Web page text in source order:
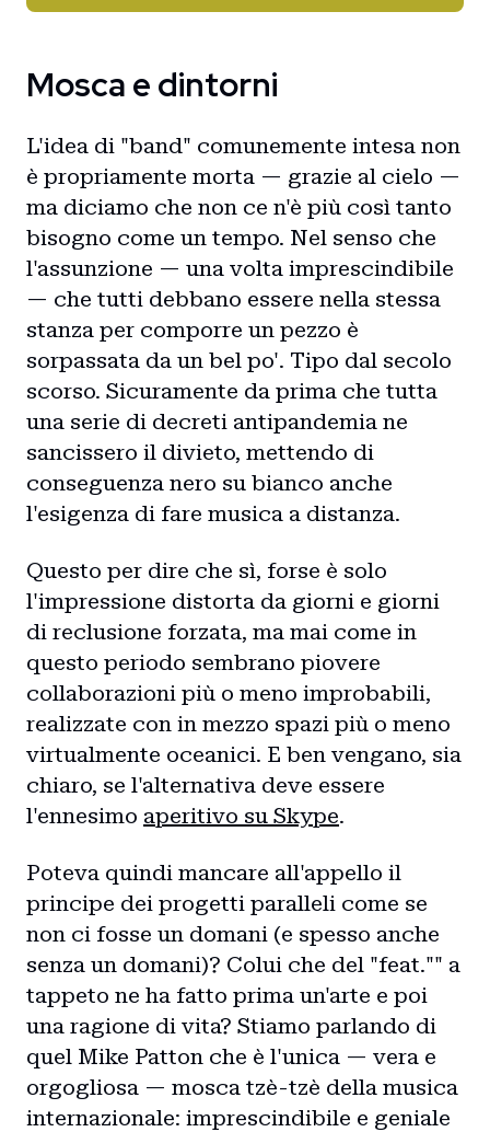
Mosca e dintorni
L'idea di "band" comunemente intesa non
è propriamente morta — grazie al cielo —
ma diciamo che non ce n'è più così tanto
bisogno come un tempo. Nel senso che
l'assunzione — una volta imprescindibile
— che tutti debbano essere nella stessa
stanza per comporre un pezzo è
sorpassata da un bel po'. Tipo dal secolo
scorso. Sicuramente da prima che tutta
una serie di decreti antipandemia ne
sancissero il divieto, mettendo di
conseguenza nero su bianco anche
l'esigenza di fare musica a distanza.
Questo per dire che sì, forse è solo
l'impressione distorta da giorni e giorni
di reclusione forzata, ma mai come in
questo periodo sembrano piovere
collaborazioni più o meno improbabili,
realizzate con in mezzo spazi più o meno
virtualmente oceanici. E ben vengano, sia
chiaro, se l'alternativa deve essere
l'ennesimo aperitivo su Skype.
Poteva quindi mancare all'appello il
principe dei progetti paralleli come se
non ci fosse un domani (e spesso anche
senza un domani)? Colui che del "feat."" a
tappeto ne ha fatto prima un'arte e poi
una ragione di vita? Stiamo parlando di
quel Mike Patton che è l'unica — vera e
orgogliosa — mosca tzè-tzè della musica
internazionale: imprescindibile e geniale